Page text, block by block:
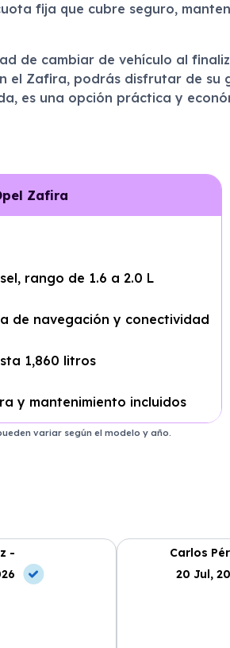
fija que cubre seguro,
de cambiar de vehículo al
el Zafira, podrás disfrutar de
es una opción práctica y
Zafira
rango de 1.6 a 2.0 L
de navegación y conectividad
1,860 litros
y mantenimiento incluidos
variar según el modelo y año.
-
Carlos
20 Jul,